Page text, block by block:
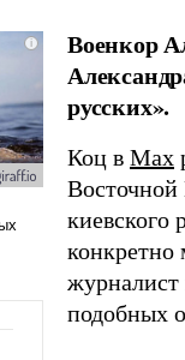
Военкор
русских».
Коц в Мах
Восточной
конкретно
журналист
подобных